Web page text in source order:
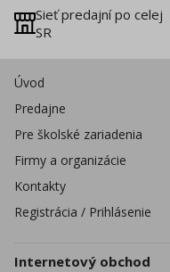
Sieť predajní po celej
SR
Úvod
Predajne
Pre školské zariadenia
Firmy a organizácie
Kontakty
Registrácia / Prihlásenie
Internetový obchod